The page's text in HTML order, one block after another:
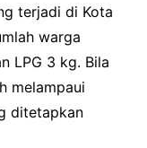
terjadi di Kota
warga
LPG 3 kg. Bila
melampaui
ditetapkan